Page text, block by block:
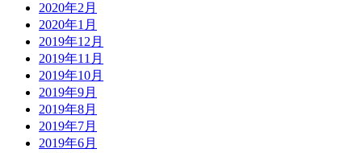
2020年2月
2020年1月
2019年12月
2019年11月
2019年10月
2019年9月
2019年8月
2019年7月
2019年6月